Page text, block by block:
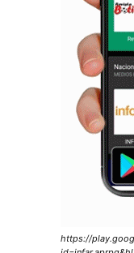
https://